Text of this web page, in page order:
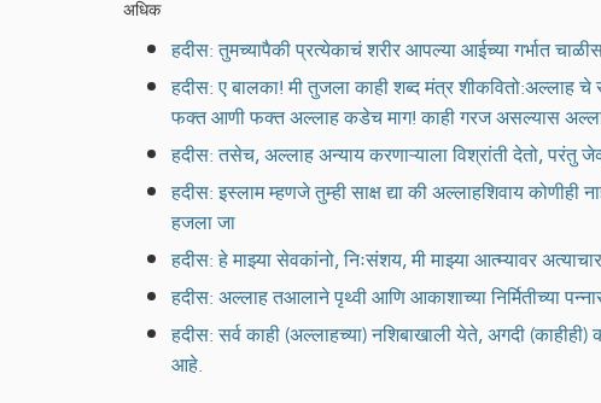
अधिक
हदीस: तुमच्यापैकी प्रत्येकाचं शरीर आपल्या आईच्या गर्भात
हदीस: ए बालका! मी तुजला काही शब्द मंत्र शीकवितो:अल्लाह
फक्त आणी फक्त अल्लाह कडेच माग! काही गरज असल्यास
हदीस: तसेच, अल्लाह अन्याय करणाऱ्याला विश्रांती देतो, परंतु
हदीस: इस्लाम म्हणजे तुम्ही साक्ष द्या की अल्लाहशिवाय
हजला जा
हदीस: हे माझ्या सेवकांनो, निःसंशय, मी माझ्या आत्म्यावर
हदीस: अल्लाह तआलाने पृथ्वी आणि आकाशाच्या निर्मितीच्या
हदीस: सर्व काही (अल्लाहच्या) नशिबाखाली येते, अगदी
आहे.